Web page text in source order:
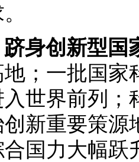
身创新型国
；一批国
世界前列
新重要策
国力大幅